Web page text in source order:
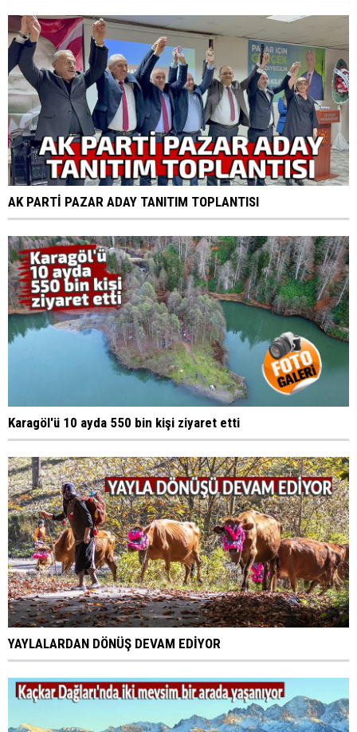
AK PARTİ PAZAR ADAY TANITIM TOPLANTISI
Karagöl'ü 10 ayda 550 bin kişi ziyaret etti
YAYLALARDAN DÖNÜŞ DEVAM EDİYOR